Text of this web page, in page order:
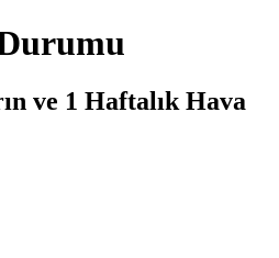
ve 1 Haftalık Hava